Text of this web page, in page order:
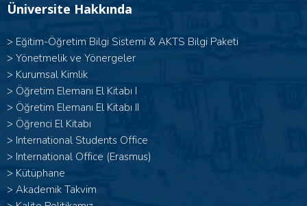
Üniversite Hakkında
> Eğitim-Öğretim Bilgi Sistemi & AKTS Bilgi Paketi
> Yönetmelik ve Yönergeler
> Kurumsal Kimlik
> Öğretim Elemanı El Kitabı I
> Öğretim Elemanı El Kitabı II
> Öğrenci El Kitabı
> International Students Office
> International Office (Erasmus)
> Kütüphane
> Akademik Takvim